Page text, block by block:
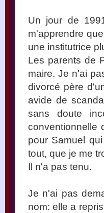
Un jour de
m'apprendre
une institutrice
Les parents de
maire. Je n'ai
divorcé père
avide de
sans doute
conventionnelle
pour Samuel
tout, que je me
Il n'a pas tenu.
Je n'ai pas
nom: elle a